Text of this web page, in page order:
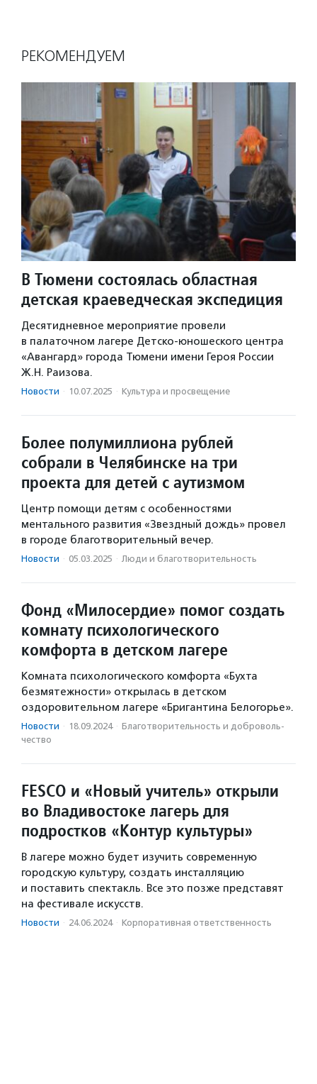
РЕКОМЕНДУЕМ
В Тюмени состоялась областная
детская краеведческая экспедиция
Десятидневное мероприятие провели
в палаточном лагере Детско-юношеского центра
«Авангард» города Тюмени имени Героя России
Ж.Н. Раизова.
Новости · 10.07.2025 · Культура и просвещение
Более полумиллиона рублей
собрали в Челябинске на три
проекта для детей с аутизмом
Центр помощи детям с особенностями
ментального развития «Звездный дождь» провел
в городе благотворительный вечер.
Новости · 05.03.2025 · Люди и благотвори­тель­ность
Фонд «Милосердие» помог создать
комнату психологического
комфорта в детском лагере
Комната психологического комфорта «Бухта
безмятежности» открылась в детском
оздоровительном лагере «Бригантина Белогорье».
Новости · 18.09.2024 · Благотвори­тель­ность и доброволь­
чест­во
FESCO и «Новый учитель» открыли
во Владивостоке лагерь для
подростков «Контур культуры»
В лагере можно будет изучить современную
городскую культуру, создать инсталляцию
и поставить спектакль. Все это позже представят
на фестивале искусств.
Новости · 24.06.2024 · Корпоративная ответственность